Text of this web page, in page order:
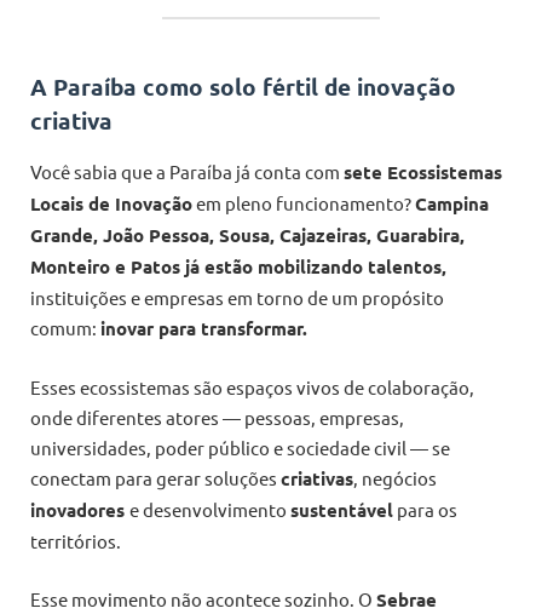
A Paraíba como solo fértil de inovação
criativa
Você sabia que a Paraíba já conta com sete Ecossistemas
Locais de Inovaçãoem pleno funcionamento?Campina
Grande, João Pessoa, Sousa, Cajazeiras, Guarabira,
Monteiro e Patos já estão mobilizando talentos,
instituições e empresas em torno de um propósito
comum: inovar para transformar.
Esses ecossistemas são espaços vivos de colaboração,
onde diferentes atores — pessoas, empresas,
universidades, poder público e sociedade civil — se
conectam para gerar soluções criativas , negócios
inovadores e desenvolvimento sustentável para os
territórios.
Esse movimento não acontece sozinho. O Sebrae